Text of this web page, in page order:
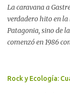
La caravana a
verdadero hito en
Patagonia, sino de
comenzó en 1986
proyecto legislativo
Rock y Ecología: